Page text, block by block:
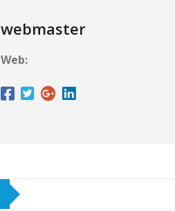
webmaster
Web: